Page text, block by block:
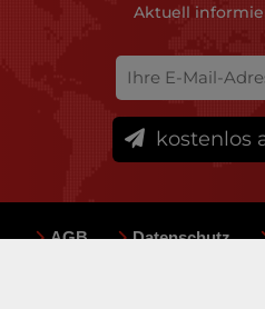
Aktuell
kostenlos
AGB Datenschutz